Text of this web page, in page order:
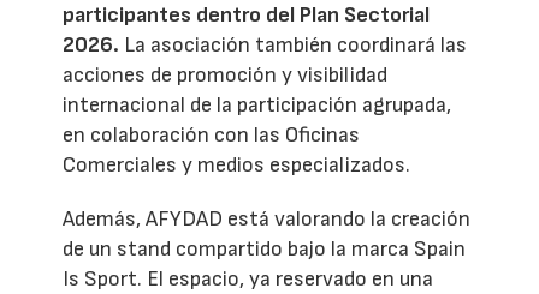
participantes dentro del Plan Sectorial
2026. La asociación también coordinará las
acciones de promoción y visibilidad
internacional de la participación agrupada,
en colaboración con las Oficinas
Comerciales y medios especializados.
Además, AFYDAD está valorando la creación
de un stand compartido bajo la marca Spain
Is Sport. El espacio, ya reservado en una